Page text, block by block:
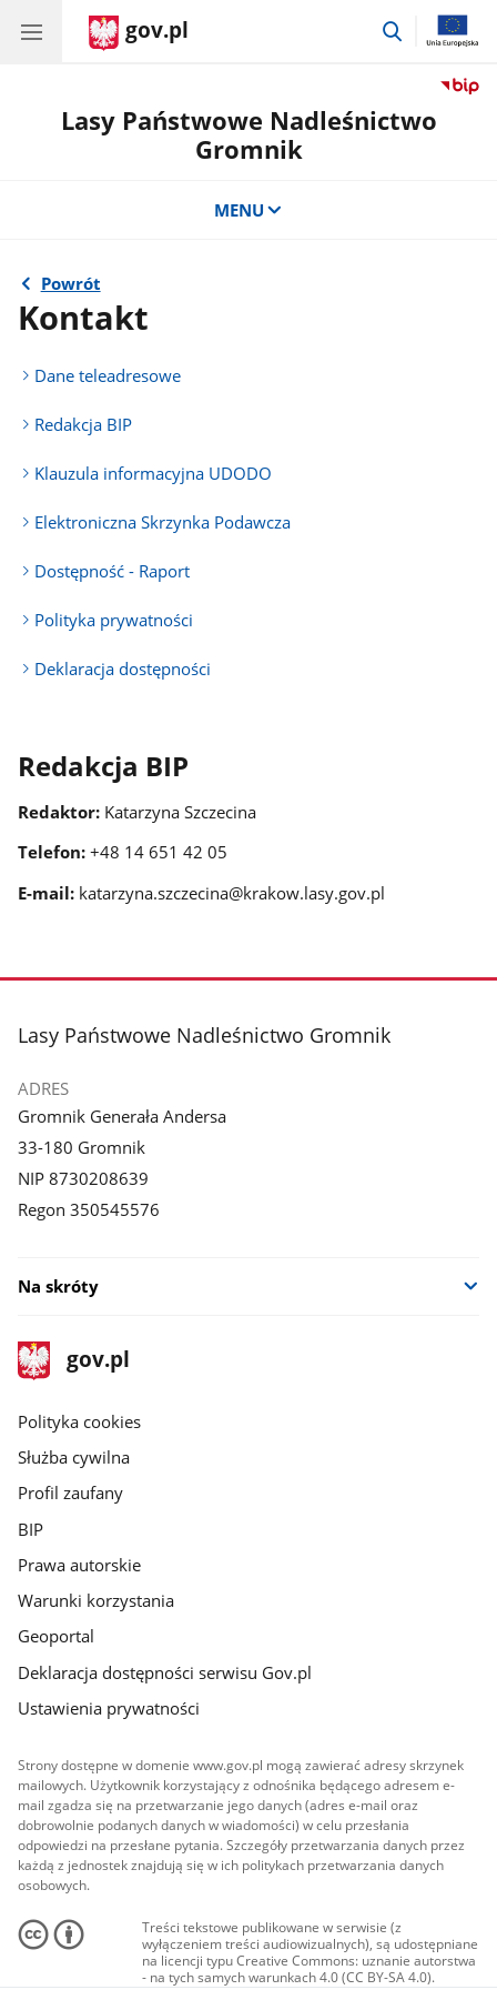
gov.pl
przejdź
Lasy Państwowe Nadleśnictwo
Gromnik
MENU
Powrót
Kontakt
Dane teleadresowe
Redakcja BIP
Klauzula informacyjna UDODO
Elektroniczna Skrzynka Podawcza
Dostępność - Raport
Polityka prywatności
Deklaracja dostępności
Redakcja BIP
Redaktor: Katarzyna Szczecina
Telefon: +48 14 651 42 05
E-mail: katarzyna.szczecina@krakow.lasy.gov.pl
stopka
Lasy Państwowe Nadleśnictwo Gromnik
ADRES
Gromnik Generała Andersa
33-180 Gromnik
NIP 8730208639
Regon 350545576
Na skróty
stopka
gov.pl
Strona
gov.pl
gov.pl
Polityka cookies
Służba cywilna
Profil zaufany
BIP
Prawa autorskie
Warunki korzystania
Geoportal
Deklaracja dostępności serwisu Gov.pl
Ustawienia prywatności
Strony dostępne w domenie www.gov.pl mogą zawierać adresy skrzynek
mailowych. Użytkownik korzystający z odnośnika będącego adresem e-
mail zgadza się na przetwarzanie jego danych (adres e-mail oraz
dobrowolnie podanych danych w wiadomości) w celu przesłania
odpowiedzi na przesłane pytania. Szczegóły przetwarzania danych przez
każdą z jednostek znajdują się w ich politykach przetwarzania danych
osobowych.
Treści tekstowe publikowane w serwisie (z
wyłączeniem treści audiowizualnych), są udostępniane
na licencji typu Creative Commons: uznanie autorstwa
- na tych samych warunkach 4.0 (CC BY-SA 4.0).